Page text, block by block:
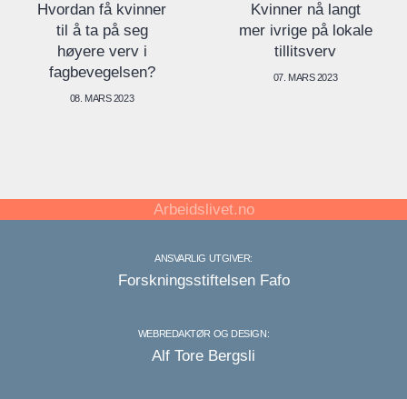
Hvordan få kvinner
til å ta på seg
høyere verv i
fagbevegelsen?
08. MARS 2023
Kvinner nå langt
mer ivrige på lokale
tillitsverv
07. MARS 2023
Arbeidslivet.no
ANSVARLIG UTGIVER:
Forskningsstiftelsen Fafo
WEBREDAKTØR OG DESIGN:
Alf Tore Bergsli